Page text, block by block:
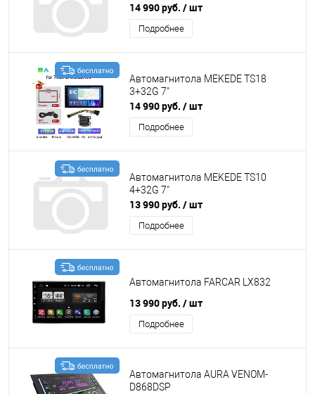
14 990 руб. / шт
Подробнее
Автомагнитола MEKEDE TS18
3+32G 7"
14 990 руб. / шт
Подробнее
Автомагнитола MEKEDE TS10
4+32G 7"
13 990 руб. / шт
Подробнее
Автомагнитола FARCAR LX832
13 990 руб. / шт
Подробнее
Автомагнитола AURA VENOM-
D868DSP